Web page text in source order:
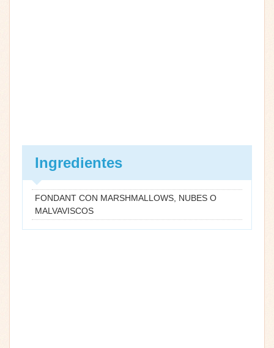
Ingredientes
FONDANT CON MARSHMALLOWS, NUBES O
MALVAVISCOS